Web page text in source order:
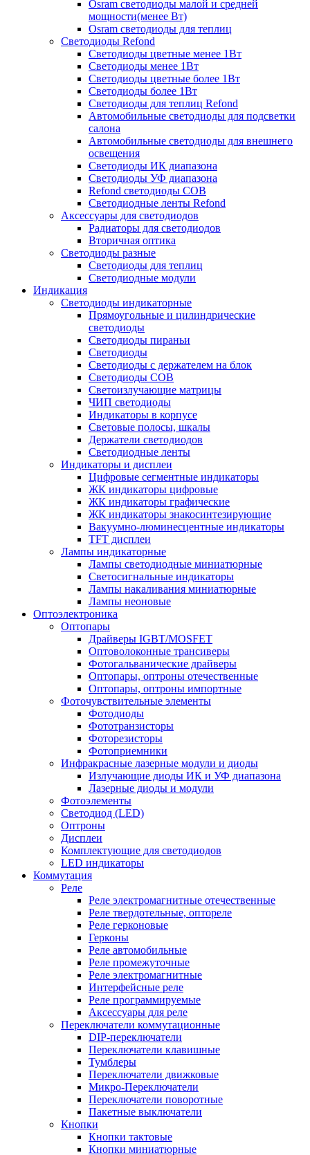
Osram светодиоды малой и средней
мощности(менее Вт)
Osram светодиоды для теплиц
Светодиоды Refond
Светодиоды цветные менее 1Вт
Светодиоды менее 1Вт
Светодиоды цветные более 1Вт
Светодиоды более 1Вт
Светодиоды для теплиц Refond
Автомобильные светодиоды для подсветки
салона
Автомобильные светодиоды для внешнего
освещения
Светодиоды ИК диапазона
Светодиоды УФ диапазона
Refond светодиоды COB
Светодиодные ленты Refond
Аксессуары для светодиодов
Радиаторы для светодиодов
Вторичная оптика
Светодиоды разные
Светодиоды для теплиц
Светодиодные модули
Индикация
Светодиоды индикаторные
Прямоугольные и цилиндрические
светодиоды
Светодиоды пираньи
Светодиоды
Светодиоды с держателем на блок
Светодиоды COB
Светоизлучающие матрицы
ЧИП светодиоды
Индикаторы в корпусе
Световые полосы, шкалы
Держатели светодиодов
Светодиодные ленты
Индикаторы и дисплеи
Цифровые сегментные индикаторы
ЖК индикаторы цифровые
ЖК индикаторы графические
ЖК индикаторы знакосинтезирующие
Вакуумно-люминесцентные индикаторы
TFT дисплеи
Лампы индикаторные
Лампы светодиодные миниатюрные
Светосигнальные индикаторы
Лампы накаливания миниатюрные
Лампы неоновые
Оптоэлектроника
Оптопары
Драйверы IGBT/MOSFET
Оптоволоконные трансиверы
Фотогальванические драйверы
Оптопары, оптроны отечественные
Оптопары, оптроны импортные
Фоточувствительные элементы
Фотодиоды
Фототранзисторы
Фоторезисторы
Фотоприемники
Инфракрасные лазерные модули и диоды
Излучающие диоды ИК и УФ диапазона
Лазерные диоды и модули
Фотоэлементы
Светодиод (LED)
Оптроны
Дисплеи
Комплектующие для светодиодов
LED индикаторы
Коммутация
Реле
Реле электромагнитные отечественные
Реле твердотельные, оптореле
Реле герконовые
Герконы
Реле автомобильные
Реле промежуточные
Реле электромагнитные
Интерфейсные реле
Реле программируемые
Аксессуары для реле
Переключатели коммутационные
DIP-переключатели
Переключатели клавишные
Тумблеры
Переключатели движковые
Микро-Переключатели
Переключатели поворотные
Пакетные выключатели
Кнопки
Кнопки тактовые
Кнопки миниатюрные